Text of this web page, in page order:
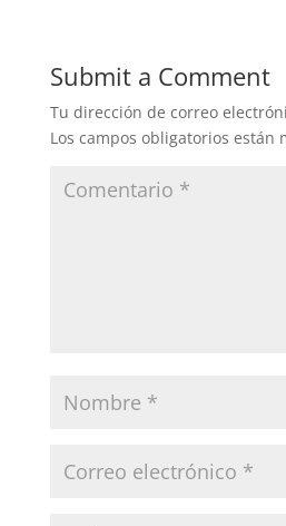
Submit a Comment
Tu dirección de correo
Los campos obligatorios están